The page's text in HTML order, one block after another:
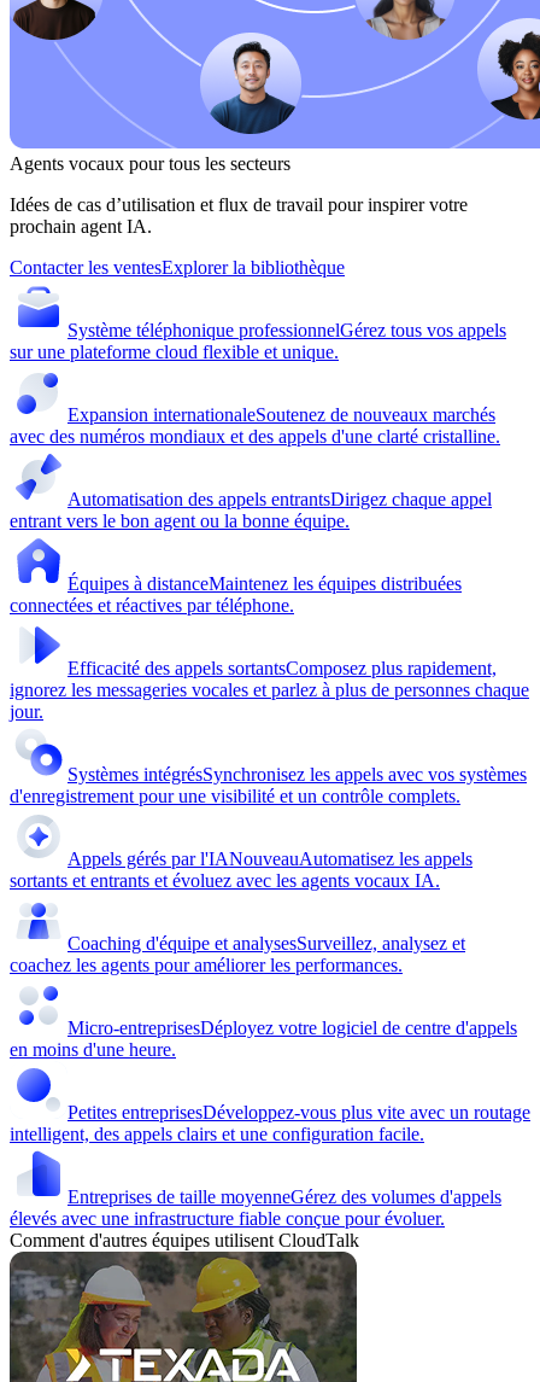
Agents vocaux pour tous les secteurs
Idées de cas d’utilisation et flux de travail pour inspirer votre
prochain agent IA.
Contacter les ventesExplorer la bibliothèque
Système téléphonique professionnelGérez tous vos appels
sur une plateforme cloud flexible et unique.
Expansion internationaleSoutenez de nouveaux marchés
avec des numéros mondiaux et des appels d'une clarté cristalline.
Automatisation des appels entrantsDirigez chaque appel
entrant vers le bon agent ou la bonne équipe.
Équipes à distanceMaintenez les équipes distribuées
connectées et réactives par téléphone.
Efficacité des appels sortantsComposez plus rapidement,
ignorez les messageries vocales et parlez à plus de personnes chaque
jour.
Systèmes intégrésSynchronisez les appels avec vos systèmes
d'enregistrement pour une visibilité et un contrôle complets.
Appels gérés par l'IANouveauAutomatisez les appels
sortants et entrants et évoluez avec les agents vocaux IA.
Coaching d'équipe et analysesSurveillez, analysez et
coachez les agents pour améliorer les performances.
Micro-entreprisesDéployez votre logiciel de centre d'appels
en moins d'une heure.
Petites entreprisesDéveloppez-vous plus vite avec un routage
intelligent, des appels clairs et une configuration facile.
Entreprises de taille moyenneGérez des volumes d'appels
élevés avec une infrastructure fiable conçue pour évoluer.
Comment d'autres équipes utilisent CloudTalk